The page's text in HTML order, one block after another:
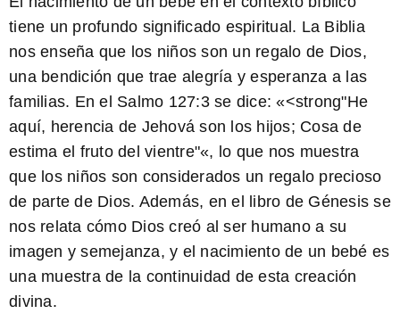
tiene un profundo significado espiritual. La Biblia
nos enseña que los niños son un regalo de Dios,
una bendición que trae alegría y esperanza a las
familias. En el Salmo 127:3 se dice: «<strong"He
aquí, herencia de Jehová son los hijos; Cosa de
estima el fruto del vientre"«, lo que nos muestra
que los niños son considerados un regalo precioso
de parte de Dios. Además, en el libro de Génesis se
nos relata cómo Dios creó al ser humano a su
imagen y semejanza, y el nacimiento de un bebé es
una muestra de la continuidad de esta creación
divina.